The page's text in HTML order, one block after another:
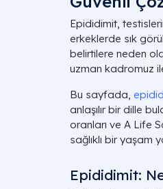
Epididimit,
erkeklerde sık
belirtilere neden
uzman kadromuz
Bu sayfada,
anlaşılır bir dille
oranları ve A Life
sağlıklı bir yaşam
Epididimit: